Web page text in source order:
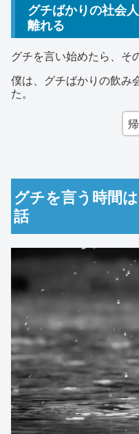
グチばかりの社会
離れる
グチを言い始めたら、そ
僕は、グチばかりの飲み
た。
グチを言う時間
話